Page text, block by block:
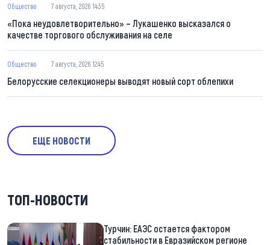
Общество 7 августа, 2026 14:35
«Пока неудовлетворительно» – Лукашенко высказался о
качестве торгового обслуживания на селе
Общество 7 августа, 2026 12:45
Белорусские селекционеры выводят новый сорт облепихи
ЕЩЕ НОВОСТИ
ТОП-НОВОСТИ
Турчин: ЕАЭС остается фактором
стабильности в Евразийском регионе